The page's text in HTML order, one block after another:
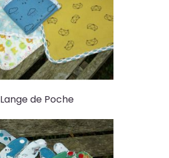
Lange de Poche